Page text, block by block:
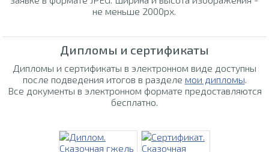
не меньше 2000px.
Дипломы и сертификаты
Дипломы и сертификаты в электронном виде доступны
после подведения итогов в разделе мои дипломы
Все документы в электронном формате предоставляются
бесплатно.